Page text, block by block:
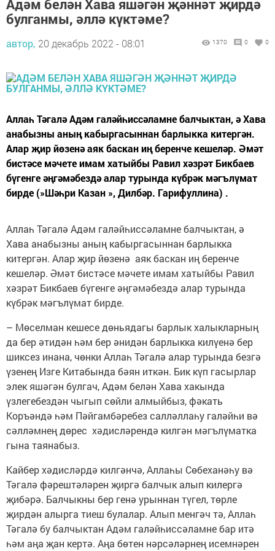
Адәм белән Хава яшәгән җәннәт җирдә
булганмы, әллә күктәме?
автор, 20 декабрь 2022 - 08:01 1370 0 0
Аллаһ Тәгалә Адәм галәйһиссәламне балчыктан, ә Хава
анабызны аның кабыргасыннан барлыкка китергән.
Алар җир йөзенә аяк баскан иң беренче кешеләр. Әмәт
бистәсе мәчете имам хатыйбы Равил хәзрәт Бикбаев
бүгенге әңгәмәбездә алар турында күбрәк мәгълүмат
бирде (»Шәһри Казан », Дилбәр. Гарифуллина) .
Аллаһ Тәгалә Адәм галәйһиссәламне балчыктан, ә
Хава анабызны аның кабыргасыннан барлыкка
китергән. Алар җир йөзенә аяк баскан иң беренче
кешеләр. Әмәт бистәсе мәчете имам хатыйбы Равил
хәзрәт Бикбаев бүгенге әңгәмәбездә алар турында
күбрәк мәгълүмат бирде.
– Мөселман кешесе дөньядагы барлык халыкларның
да бер әтидән һәм бер әнидән барлыкка килүенә бер
шиксез инана, чөнки Аллаһ Тәгалә алар турында безгә
үзенең Изге Китабында бәян иткән. Бик күп гасырлар
элек яшәгән булгач, Адәм белән Хава хакында
үзлегебездән чыгып сөйли алмыйбыз, фәкать
Коръәндә һәм Пәйгамбәребез салләллаһу галәйһи вә
сәлләмнең дөрес хәдисләрендә килгән мәгълүматка
гына таянабыз.
Кайбер хәдисләрдә килгәнчә, Аллаһы Сөбеханәһу вә
Тәгалә фәрештәләрен җиргә балчык алып килергә
җибәрә. Балчыкны бер генә урыннан түгел, төрле
җирдән алырга тиеш булалар. Алып менгәч тә, Аллаһ
Тәгалә бу балчыктан Адәм галәйһиссәламне бар итә
һәм аңа җан кертә. Аңа бөтен нәрсәләрнең исемнәрен